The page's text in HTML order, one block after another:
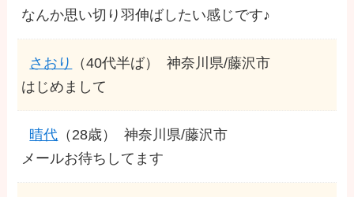
なんか思い切り羽伸ばしたい感じです♪
さおり （40代半ば）
神奈川県/藤沢市
はじめまして
晴代 （28歳）
神奈川県/藤沢市
メールお待ちしてます